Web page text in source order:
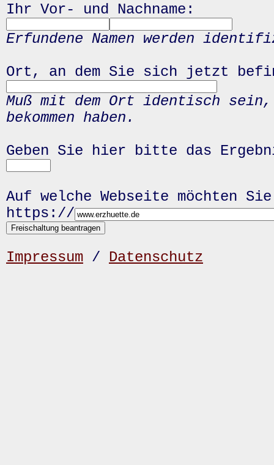
Ihr Vor- und Nachname:
Erfundene Namen werden
Ort, an dem Sie sich jetzt
Muß mit dem Ort identisch
bekommen haben.
Geben Sie hier bitte das
Auf welche Webseite möchten
https://
Impressum / Datenschutz